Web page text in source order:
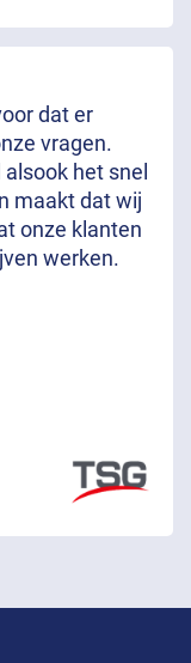
dat er
vragen.
het snel
maakt dat wij
onze klanten
werken.